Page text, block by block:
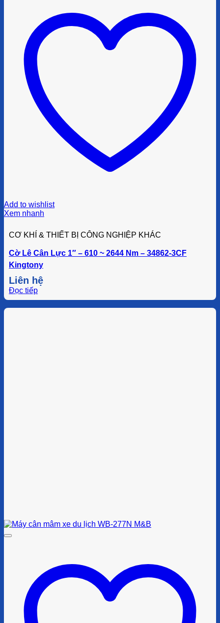
Add to wishlist
Xem nhanh
CƠ KHÍ & THIẾT BỊ CÔNG NGHIỆP KHÁC
Cờ Lê Cân Lực 1″ – 610 ~ 2644 Nm – 34862-3CF
Kingtony
Liên hệ
Đọc tiếp